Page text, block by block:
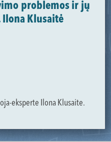
problemos ir jų
Ilona Klusaitė
eksperte Ilona Klusaite.